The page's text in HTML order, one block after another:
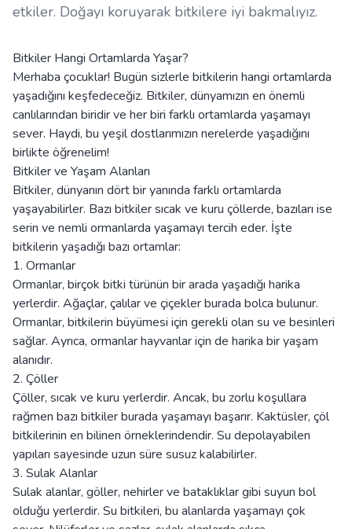
etkiler. Doğayı koruyarak bitkilere iyi bakmalıyız.
Bitkiler Hangi Ortamlarda Yaşar?
Merhaba çocuklar! Bugün sizlerle bitkilerin hangi ortamlarda
yaşadığını keşfedeceğiz. Bitkiler, dünyamızın en önemli
canlılarından biridir ve her biri farklı ortamlarda yaşamayı
sever. Haydi, bu yeşil dostlarımızın nerelerde yaşadığını
birlikte öğrenelim!
Bitkiler ve Yaşam Alanları
Bitkiler, dünyanın dört bir yanında farklı ortamlarda
yaşayabilirler. Bazı bitkiler sıcak ve kuru çöllerde, bazıları ise
serin ve nemli ormanlarda yaşamayı tercih eder. İşte
bitkilerin yaşadığı bazı ortamlar:
1. Ormanlar
Ormanlar, birçok bitki türünün bir arada yaşadığı harika
yerlerdir. Ağaçlar, çalılar ve çiçekler burada bolca bulunur.
Ormanlar, bitkilerin büyümesi için gerekli olan su ve besinleri
sağlar. Ayrıca, ormanlar hayvanlar için de harika bir yaşam
alanıdır.
2. Çöller
Çöller, sıcak ve kuru yerlerdir. Ancak, bu zorlu koşullara
rağmen bazı bitkiler burada yaşamayı başarır. Kaktüsler, çöl
bitkilerinin en bilinen örneklerindendir. Su depolayabilen
yapıları sayesinde uzun süre susuz kalabilirler.
3. Sulak Alanlar
Sulak alanlar, göller, nehirler ve bataklıklar gibi suyun bol
olduğu yerlerdir. Su bitkileri, bu alanlarda yaşamayı çok